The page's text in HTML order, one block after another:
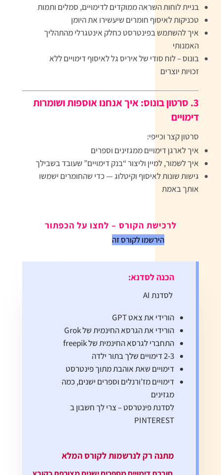
בניית לוחות השראה ממוקדים לדימויים, סמלים ותמות
טכניקות לאיסוף חומרים שיעשירו את היומן
איך להשתמש בפינטרסט כחלק אינטגרלי מהתהליך
האמנותי
בונוס – לוח סודי של איריס גל לאיסוף דימויים ללא
זכויות יוצרים
3. סרטון בונוס: איך אנחנו אוספות ושומרות
דימויים
סרטון קצר וכייפי:
איך לארגן דימויים ממגזינים וספרים
איך לשמור, למיין וליצור “בנק דימויים” שעובד בשבילך
גישות שונות לאיסוף וקיטלוג — כדי שהחומרים ישמשו
אותך באמת
לרכישת הקורס – לחצו על הכפתור
הירשמו לקורס זה
הכנה לסדנא:
לסדנת AI
הורידי את צאט GPT
הורידי את הגרסא החינמית של Grok
התחברי לגרסא החינמית של freepik
2-3 דימויים שלך בתור ילדה
דימויים שאת אוהבת מתוך פינטרסט
דימויים מז’ורנלים וספרים ישנים, כמה
מגזינים
לסדנת פינטרסט – צרי לך חשבון ב
PINTEREST
מתנה רק לנרשמות לקורס המלא